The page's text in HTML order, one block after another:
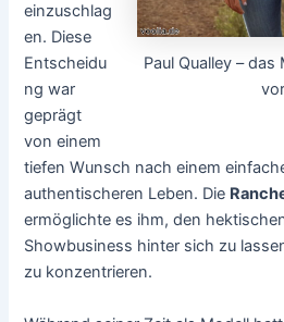
Paul Qualley –
einzuschlag
en. Diese
Entscheidu
ng war
geprägt
von einem
tiefen Wunsch nach einem
authentischeren Leben. Die
ermöglichte es ihm, den
Showbusiness hinter sich zu
zu konzentrieren.